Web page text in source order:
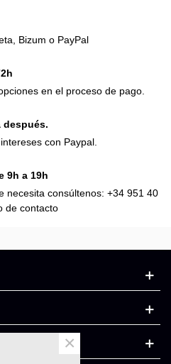
Bizum o PayPal
en el proceso de pago.
después.
con Paypal.
9h a 19h
necesita consúltenos: +34 951 40
de contacto
×